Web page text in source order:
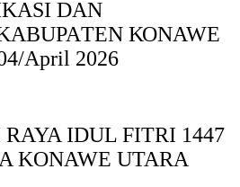
DAN
ΚΟNAWE
April 2026
IDUL FITRI 1447
KONAWE UTARA